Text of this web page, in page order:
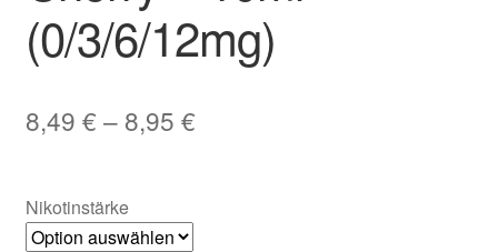
Basen & Nikotin
Zubehör
Kontaktformular
(0/3/6/12mg)
8,49 € – 8,95 €
Nikotinstärke